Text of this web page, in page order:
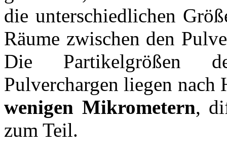
die unterschiedlichen
Räume zwischen den
Die Partikelgrößen
Pulverchargen liegen nach
wenigen Mikrometern,
zum Teil.